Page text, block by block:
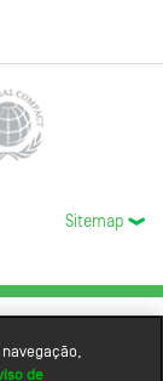
Sitemap
de